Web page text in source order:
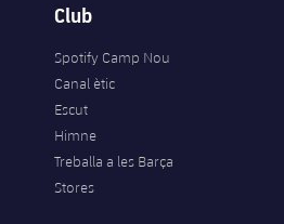
Club
Spotify Camp Nou
Canal ètic
Escut
Himne
Treballa a les Barça
Stores